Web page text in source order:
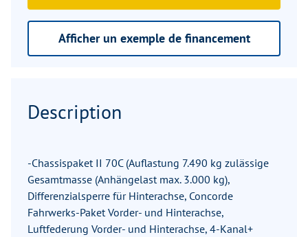
Afficher un exemple de financement
Description
-Chassispaket II 70C (Auflastung 7.490 kg zulässige
Gesamtmasse (Anhängelast max. 3.000 kg),
Differenzialsperre für Hinterachse, Concorde
Fahrwerks-Paket Vorder- und Hinterachse,
Luftfederung Vorder- und Hinterachse, 4-Kanal+